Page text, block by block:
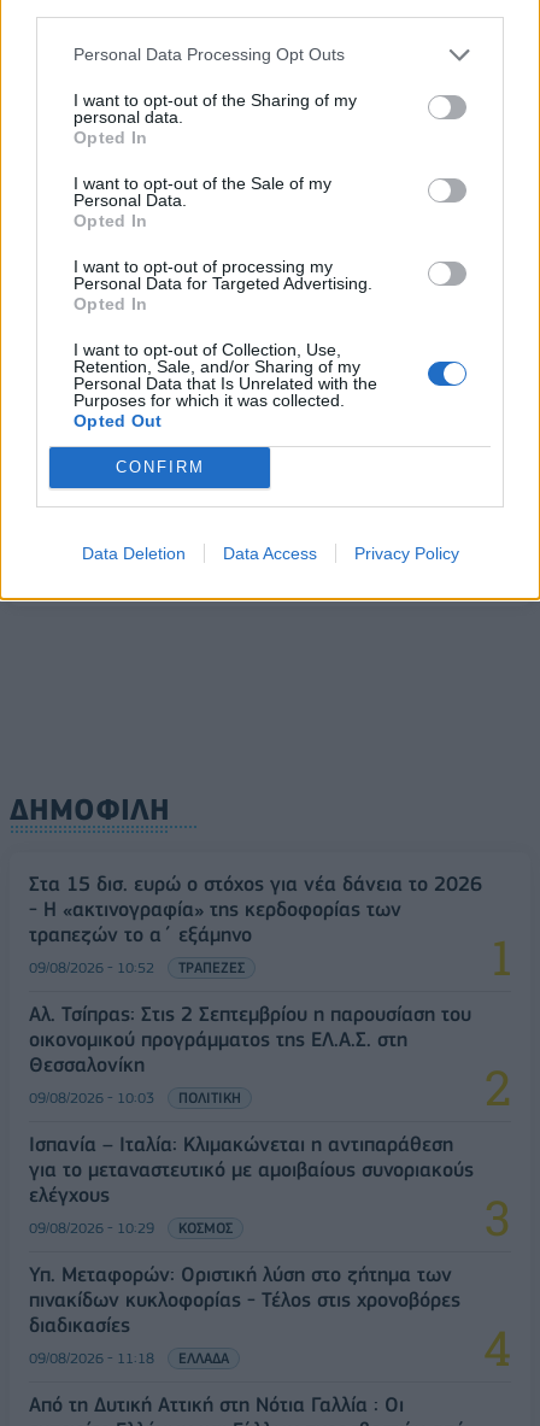
Personal Data Processing Opt Outs
I want to opt-out of the Sharing of my
personal data.
Opted In
I want to opt-out of the Sale of my
Personal Data.
Opted In
I want to opt-out of processing my
Personal Data for Targeted Advertising.
Opted In
I want to opt-out of Collection, Use,
Retention, Sale, and/or Sharing of my
Personal Data that Is Unrelated with the
Purposes for which it was collected.
Opted Out
CONFIRM
Data Deletion Data Access Privacy Policy
Αυξημένη η επιβατική κίνηση από το λιμάνι του
Πειραιά – Περίπου 60.000 ταξίδεψαν Παρασκευή
και Σάββατο
09/08/2026 - 12:33
Από τη Δυτική Αττική στη Νότια Γαλλία : Οι εμπειρίες
Ελλήνων και Γάλλων πυροσβεστών από τα πύρινα
μέτωπα
09/08/2026 - 12:08 ΚΟΣΜΟΣ
Δεύτερη πηγή εισοδήματος για τους επαγγελματίες
09/08/2026 - 12:08 ΤΟΥΡΙΣΜΟΣ
Τ. Θεοδωρικάκος: Η ενίσχυση της βιομηχανίας
διασφαλίζει την ανάπτυξη, την ασφάλεια και
καλύτερους μισθούς
Υπ. Μεταφορών: Οριστική λύση στο ζήτημα των
πινακίδων κυκλοφορίας - Τέλος στις χρονοβόρες
διαδικασίες
ΟΛΕΣ ΟΙ ΕΙΔΗΣΕΙΣ
ΔΗΜΟΦΙΛΗ
Στα 15 δισ. ευρώ ο στόχος για νέα δάνεια το 2026
- Η «ακτινογραφία» της κερδοφορίας των
τραπεζών το α΄ εξάμηνο
09/08/2026 - 10:52 ΤΡΑΠΕΖΕΣ
Αλ. Τσίπρας: Στις 2 Σεπτεμβρίου η παρουσίαση του
οικονομικού προγράμματος της ΕΛ.Α.Σ. στη
Θεσσαλονίκη
09/08/2026 - 10:03 ΠΟΛΙΤΙΚΗ
Ισπανία – Ιταλία: Κλιμακώνεται η αντιπαράθεση
για το μεταναστευτικό με αμοιβαίους συνοριακούς
ελέγχους
09/08/2026 - 10:29 ΚΟΣΜΟΣ
Υπ. Μεταφορών: Οριστική λύση στο ζήτημα των
πινακίδων κυκλοφορίας - Τέλος στις χρονοβόρες
διαδικασίες
09/08/2026 - 11:18 ΕΛΛΑΔΑ
Από τη Δυτική Αττική στη Νότια Γαλλία : Οι